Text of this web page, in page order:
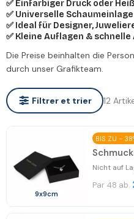
✅ Einfarbiger Druck oder
✅ Universelle
✅ Ideal für Designer,
✅ Kleine Auflagen &
Die Preise beinhalten die
durch unser Grafikteam.
Filtrer et trier 12
9x9cm
BIS ZU -
Nicht auf
Par 48 ab.